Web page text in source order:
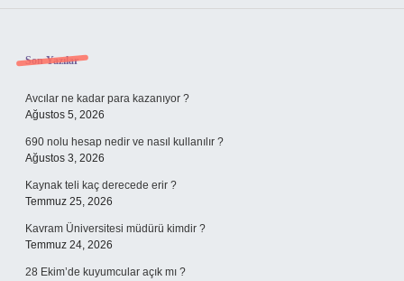
Sidebar
Son Yazılar
Avcılar ne kadar para kazanıyor ?
Ağustos 5, 2026
690 nolu hesap nedir ve nasıl kullanılır ?
Ağustos 3, 2026
Kaynak teli kaç derecede erir ?
Temmuz 25, 2026
Kavram Üniversitesi müdürü kimdir ?
Temmuz 24, 2026
28 Ekim’de kuyumcular açık mı ?